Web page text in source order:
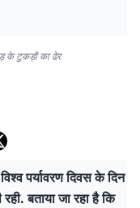
के टुकड़ों का ढेर
पर्यावरण दिवस के दिन
बताया जा रहा है कि